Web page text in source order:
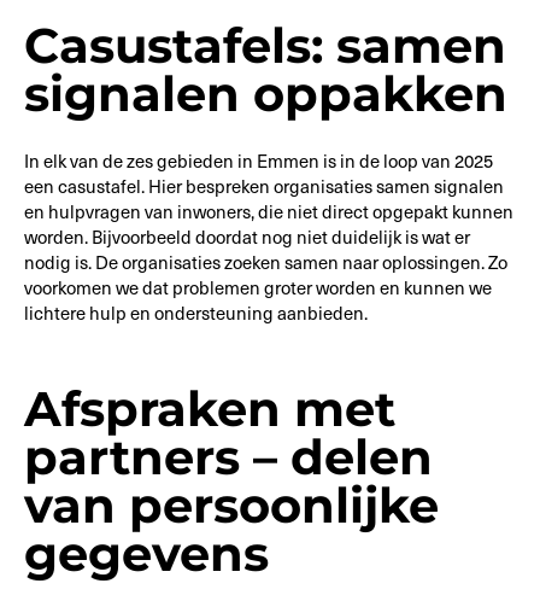
Casustafels: samen
signalen oppakken
In elk van de zes gebieden in Emmen is in de loop van 2025
een casustafel. Hier bespreken organisaties samen signalen
en hulpvragen van inwoners, die niet direct opgepakt kunnen
worden. Bijvoorbeeld doordat nog niet duidelijk is wat er
nodig is. De organisaties zoeken samen naar oplossingen. Zo
voorkomen we dat problemen groter worden en kunnen we
lichtere hulp en ondersteuning aanbieden.
Afspraken met
partners – delen
van persoonlijke
gegevens